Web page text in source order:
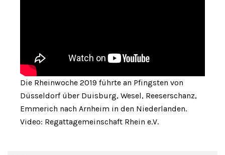
Die Rheinwoche 2019 führte an Pfingsten von
Düsseldorf über Duisburg, Wesel, Reeserschanz,
Emmerich nach Arnheim in den Niederlanden.
Video: Regattagemeinschaft Rhein e.V.